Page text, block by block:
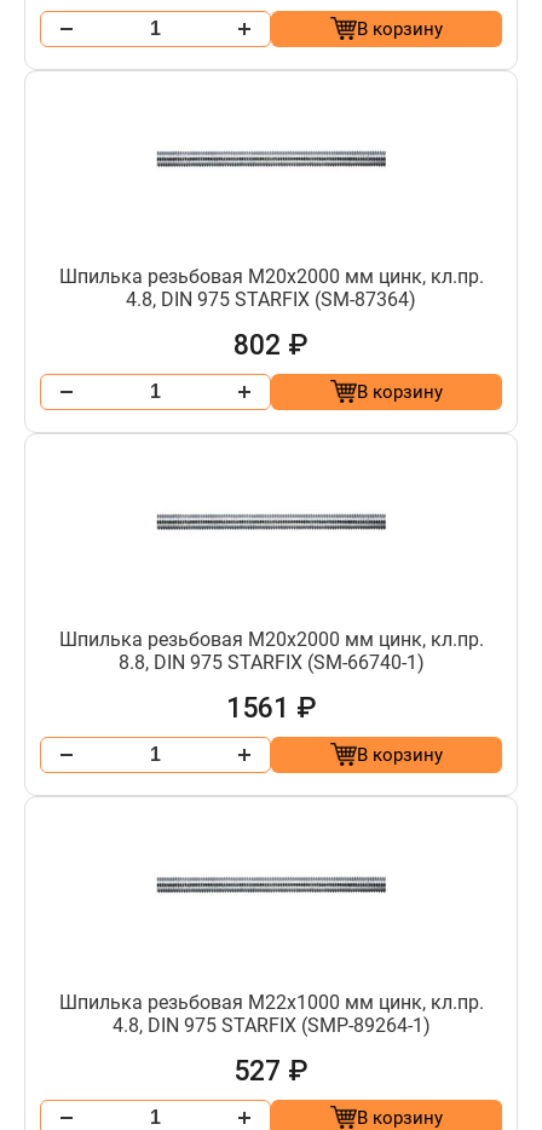
В корзину
Шпилька резьбовая М20х2000 мм цинк, кл.пр.
4.8, DIN 975 STARFIX (SM-87364)
802 ₽
В корзину
Шпилька резьбовая М20х2000 мм цинк, кл.пр.
8.8, DIN 975 STARFIX (SM-66740-1)
1561 ₽
В корзину
Шпилька резьбовая М22х1000 мм цинк, кл.пр.
4.8, DIN 975 STARFIX (SMP-89264-1)
527 ₽
В корзину